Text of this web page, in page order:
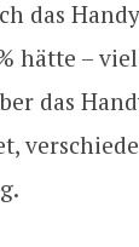
das
hätte –
das